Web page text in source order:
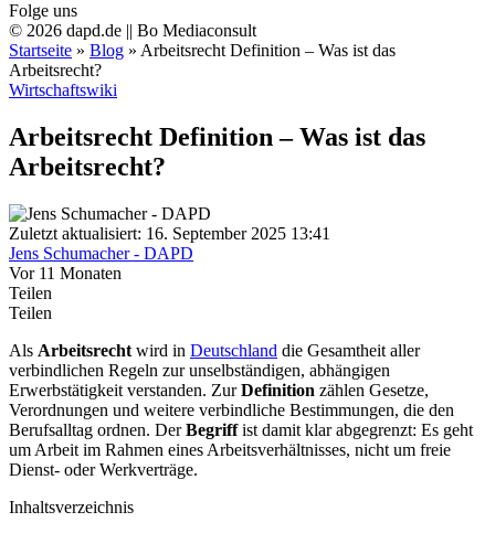
Folge uns
© 2026 dapd.de || Bo Mediaconsult
Startseite » Blog » Arbeitsrecht Definition – Was ist das
Arbeitsrecht?
Wirtschaftswiki
Arbeitsrecht Definition – Was ist das
Arbeitsrecht?
Zuletzt aktualisiert: 16. September 2025 13:41
Jens Schumacher - DAPD
Vor 11 Monaten
Teilen
Teilen
Als Arbeitsrecht wird in Deutschland die Gesamtheit aller
verbindlichen Regeln zur unselbständigen, abhängigen
Erwerbstätigkeit verstanden. ZurDefinition zählen Gesetze,
Verordnungen und weitere verbindliche Bestimmungen, die den
Berufsalltag ordnen. DerBegriffist damit klar abgegrenzt: Es geht
um Arbeit im Rahmen eines Arbeitsverhältnisses, nicht um freie
Dienst- oder Werkverträge.
Inhaltsverzeichnis